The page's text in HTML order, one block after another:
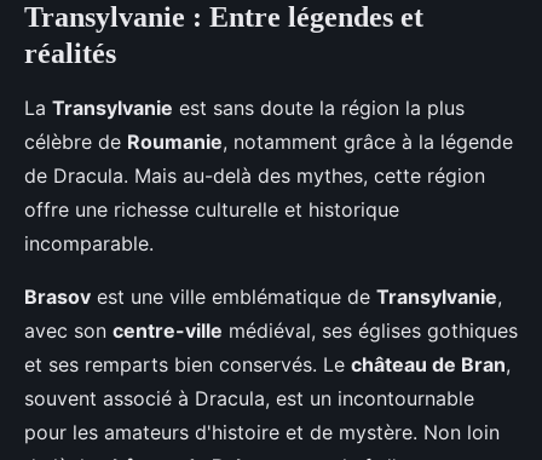
Transylvanie : Entre légendes et
réalités
La Transylvanie est sans doute la région la plus
célèbre de Roumanie, notamment grâce à la légende
de Dracula. Mais au-delà des mythes, cette région
offre une richesse culturelle et historique
incomparable.
Brasov est une ville emblématique de Transylvanie,
avec son centre-ville médiéval, ses églises gothiques
et ses remparts bien conservés. Le château de Bran,
souvent associé à Dracula, est un incontournable
pour les amateurs d'histoire et de mystère. Non loin